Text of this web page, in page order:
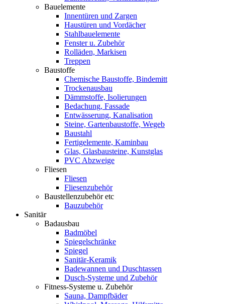
Bauelemente
Innentüren und Zargen
Haustüren und Vordächer
Stahlbauelemente
Fenster u. Zubehör
Rolläden, Markisen
Treppen
Baustoffe
Chemische Baustoffe, Bindemitt
Trockenausbau
Dämmstoffe, Isolierungen
Bedachung, Fassade
Entwässerung, Kanalisation
Steine, Gartenbaustoffe, Wegeb
Baustahl
Fertigelemente, Kaminbau
Glas, Glasbausteine, Kunstglas
PVC Abzweige
Fliesen
Fliesen
Fliesenzubehör
Baustellenzubehör etc
Bauzubehör
Sanitär
Badausbau
Badmöbel
Spiegelschränke
Spiegel
Sanitär-Keramik
Badewannen und Duschtassen
Dusch-Systeme und Zubehör
Fitness-Systeme u. Zubehör
Sauna, Dampfbäder